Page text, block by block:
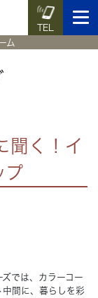
TEL
ム
聞く！イ
プ
では、カラーコー
中間に、暮らしを彩